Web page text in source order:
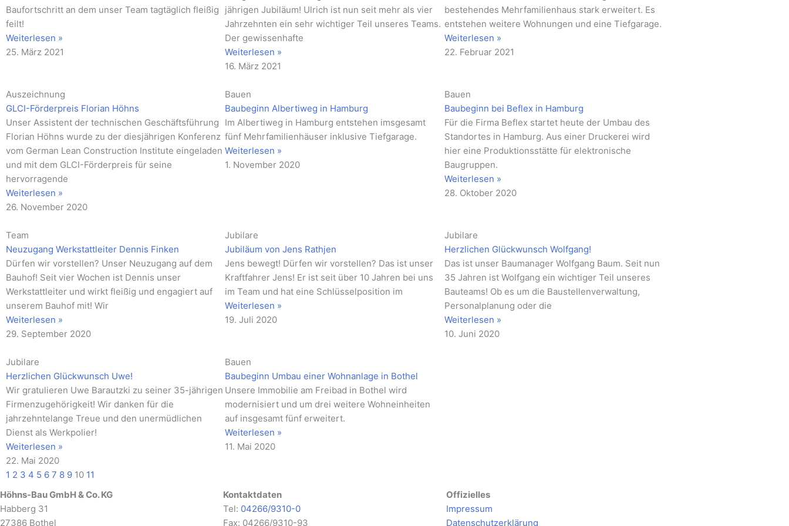
Baufortschritt an dem unser Team tagtäglich fleißig
feilt!
Weiterlesen »
25. März 2021
jährigen Jubiläum! Ulrich ist nun seit mehr als vier
Jahrzehnten ein sehr wichtiger Teil unseres Teams.
Der gewissenhafte
Weiterlesen »
16. März 2021
bestehendes Mehrfamilienhaus stark erweitert. Es
entstehen weitere Wohnungen und eine Tiefgarage.
Weiterlesen »
22. Februar 2021
Auszeichnung
GLCI-Förderpreis Florian Höhns
Unser Assistent der technischen Geschäftsführung
Florian Höhns wurde zu der diesjährigen Konferenz
vom German Lean Construction Institute eingeladen
und mit dem GLCI-Förderpreis für seine
hervorragende
Weiterlesen »
26. November 2020
Bauen
Baubeginn Albertiweg in Hamburg
Im Albertiweg in Hamburg entstehen imsgesamt
fünf Mehrfamilienhäuser inklusive Tiefgarage.
Weiterlesen »
1. November 2020
Bauen
Baubeginn bei Beflex in Hamburg
Für die Firma Beflex startet heute der Umbau des
Standortes in Hamburg. Aus einer Druckerei wird
hier eine Produktionsstätte für elektronische
Baugruppen.
Weiterlesen »
28. Oktober 2020
Team
Neuzugang Werkstattleiter Dennis Finken
Dürfen wir vorstellen? Unser Neuzugang auf dem
Bauhof! Seit vier Wochen ist Dennis unser
Werkstattleiter und wirkt fleißig und engagiert auf
unserem Bauhof mit! Wir
Weiterlesen »
29. September 2020
Jubilare
Jubiläum von Jens Rathjen
Jens bewegt! Dürfen wir vorstellen? Das ist unser
Kraftfahrer Jens! Er ist seit über 10 Jahren bei uns
im Team und hat eine Schlüsselposition im
Weiterlesen »
19. Juli 2020
Jubilare
Herzlichen Glückwunsch Wolfgang!
Das ist unser Baumanager Wolfgang Baum. Seit nun
35 Jahren ist Wolfgang ein wichtiger Teil unseres
Bauteams! Ob es um die Baustellenverwaltung,
Personalplanung oder die
Weiterlesen »
10. Juni 2020
Jubilare
Herzlichen Glückwunsch Uwe!
Wir gratulieren Uwe Barautzki zu seiner 35-jährigen
Firmenzugehörigkeit! Wir danken für die
jahrzehntelange Treue und den unermüdlichen
Dienst als Werkpolier!
Weiterlesen »
22. Mai 2020
Bauen
Baubeginn Umbau einer Wohnanlage in Bothel
Unsere Immobilie am Freibad in Bothel wird
modernisiert und um drei weitere Wohneinheiten
auf insgesamt fünf erweitert.
Weiterlesen »
11. Mai 2020
1 2 3 4 5 6 7 8 9 10 11
Höhns-Bau GmbH & Co. KG
Habberg 31
27386 Bothel
Kontaktdaten
Tel: 04266/9310-0
Fax: 04266/9310-93
Offizielles
Impressum
Datenschutzerklärung